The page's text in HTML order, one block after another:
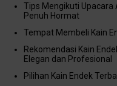
Tips Mengikuti Upacara
Penuh Hormat
Tempat Membeli Kain
Rekomendasi Kain
Elegan dan Profesional
Pilihan Kain Endek